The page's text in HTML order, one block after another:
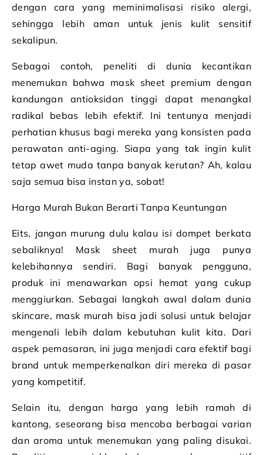
dengan cara yang meminimalisasi risiko alergi,
sehingga lebih aman untuk jenis kulit sensitif
sekalipun.
Sebagai contoh, peneliti di dunia kecantikan
menemukan bahwa mask sheet premium dengan
kandungan antioksidan tinggi dapat menangkal
radikal bebas lebih efektif. Ini tentunya menjadi
perhatian khusus bagi mereka yang konsisten pada
perawatan anti-aging. Siapa yang tak ingin kulit
tetap awet muda tanpa banyak kerutan? Ah, kalau
saja semua bisa instan ya, sobat!
Harga Murah Bukan Berarti Tanpa Keuntungan
Eits, jangan murung dulu kalau isi dompet berkata
sebaliknya! Mask sheet murah juga punya
kelebihannya sendiri. Bagi banyak pengguna,
produk ini menawarkan opsi hemat yang cukup
menggiurkan. Sebagai langkah awal dalam dunia
skincare, mask murah bisa jadi solusi untuk belajar
mengenali lebih dalam kebutuhan kulit kita. Dari
aspek pemasaran, ini juga menjadi cara efektif bagi
brand untuk memperkenalkan diri mereka di pasar
yang kompetitif.
Selain itu, dengan harga yang lebih ramah di
kantong, seseorang bisa mencoba berbagai varian
dan aroma untuk menemukan yang paling disukai.